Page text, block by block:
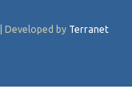
| Developed by Terranet